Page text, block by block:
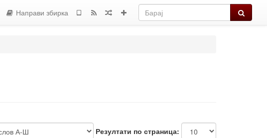
Барај
Направи збирка
Резултати по страница: